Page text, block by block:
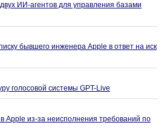
ИИ-агентов для управления базами
бывшего инженера Apple в ответ на иск
голосовой системы GPT-Live
Apple из-за неисполнения требований по